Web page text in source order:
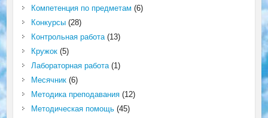
Компетенция по предметам (6)
Конкурсы(28)
Контрольная работа(13)
Кружок(5)
Лабораторная работа(1)
Месячник(6)
Методика преподавания(12)
Методическая помощь(45)